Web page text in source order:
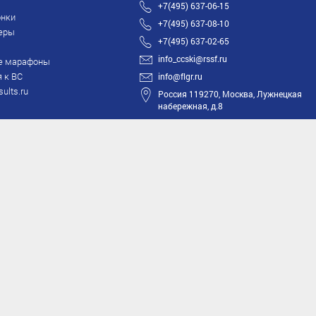
марафоны
к ВС
+7(495) 637-06-15
+7(495) 637-08-10
+7(495) 637-02-65
info_ccski@rssf.ru
info@flgr.ru
Россия 119270, Москва, Лужнецкая
набережная, д.8